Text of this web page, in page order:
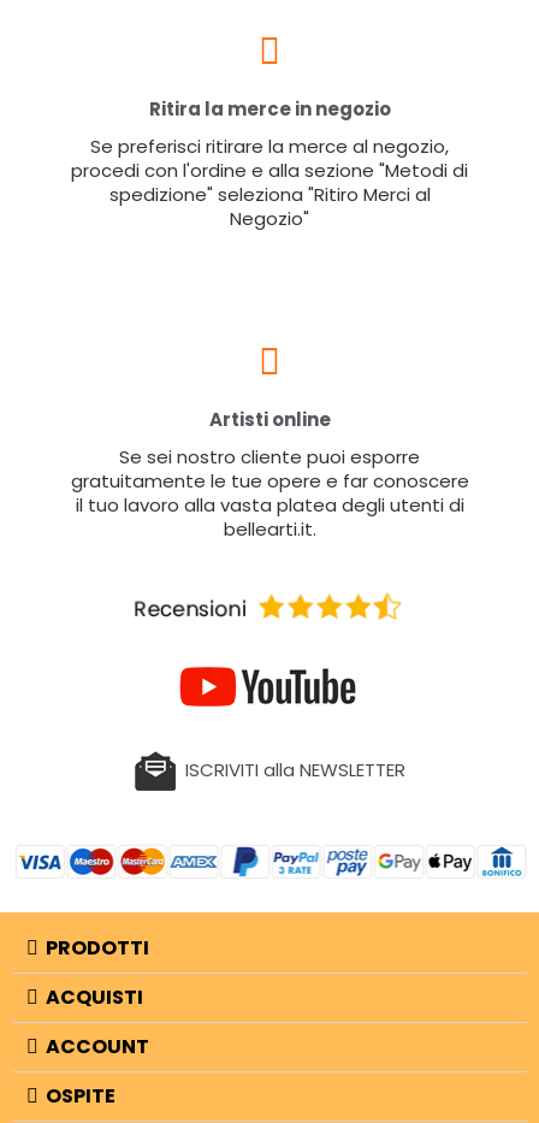
Ritira la merce in negozio
Se preferisci ritirare la merce al negozio,
procedi con l'ordine e alla sezione "Metodi di
spedizione" seleziona "Ritiro Merci al
Negozio"
Artisti online
Se sei nostro cliente puoi esporre
gratuitamente le tue opere e far conoscere
il tuo lavoro alla vasta platea degli utenti di
bellearti.it.
ISCRIVITI alla NEWSLETTER
PRODOTTI
ACQUISTI
ACCOUNT
OSPITE